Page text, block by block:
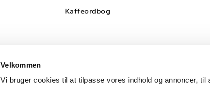
Velkommen
Vi bruger cookies til at tilpasse vores indhold og annoncer,
Kaffeordbog